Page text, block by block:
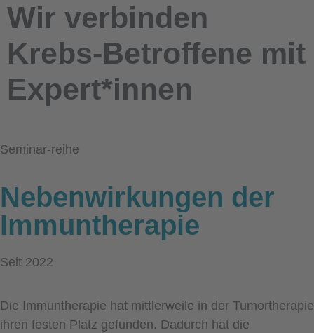
Wir verbinden
Krebs-Betroffene mit
Expert*innen
Seminar-reihe
Nebenwirkungen der
Immuntherapie
Seit 2022
Die Immuntherapie hat mittlerweile in der Tumortherapie
ihren festen Platz gefunden. Dadurch hat die